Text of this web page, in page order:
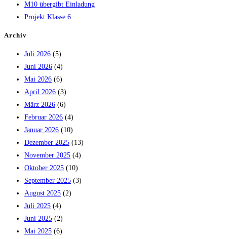
M10 übergibt Einladung
Projekt Klasse 6
Archiv
Juli 2026 (5)
Juni 2026 (4)
Mai 2026 (6)
April 2026 (3)
März 2026 (6)
Februar 2026 (4)
Januar 2026 (10)
Dezember 2025 (13)
November 2025 (4)
Oktober 2025 (10)
September 2025 (3)
August 2025 (2)
Juli 2025 (4)
Juni 2025 (2)
Mai 2025 (6)